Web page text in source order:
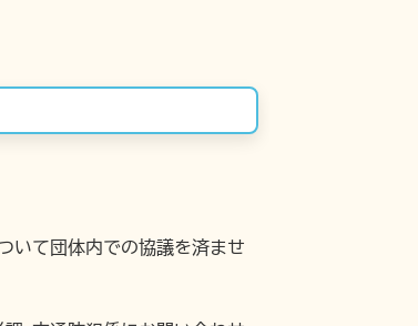
いて団体内での協議を済ませ